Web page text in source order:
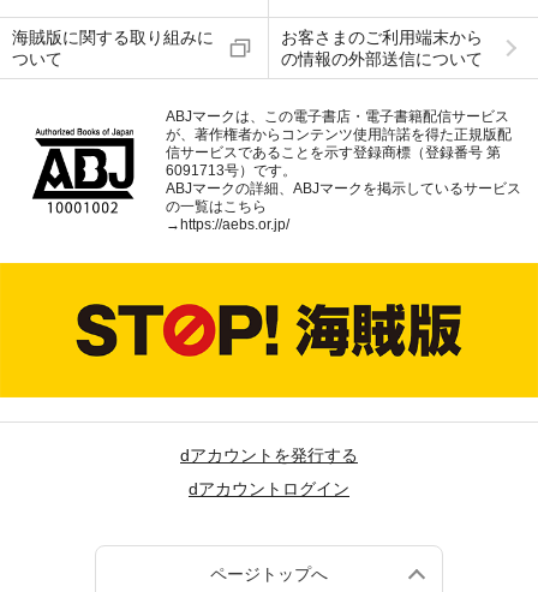
海賊版に関する取り組みに
ついて
お客さまのご利用端末から
の情報の外部送信について
ABJマークは、この電子書店・電子書籍配信サービス
が、著作権者からコンテンツ使用許諾を得た正規版配
信サービスであることを示す登録商標（登録番号 第
6091713号）です。
ABJマークの詳細、ABJマークを掲示しているサービス
の一覧はこちら
→ https://aebs.or.jp/
dアカウントを発行する
dアカウントログイン
ページトップへ